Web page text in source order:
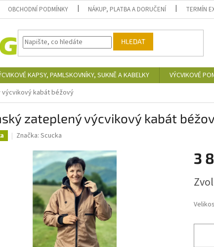
OBCHODNÍ PODMÍNKY NÁKUP, PLATBA A DORUČENÍ TERMÍN
HLEDAT
KAPSY, PAMLSKOVNÍKY, SUKNĚ A KABELKY VÝCVIKOVÉ
výcvikový kabát béžový
zateplený výcvikový kabát
Značka: Scucka
3
cena: